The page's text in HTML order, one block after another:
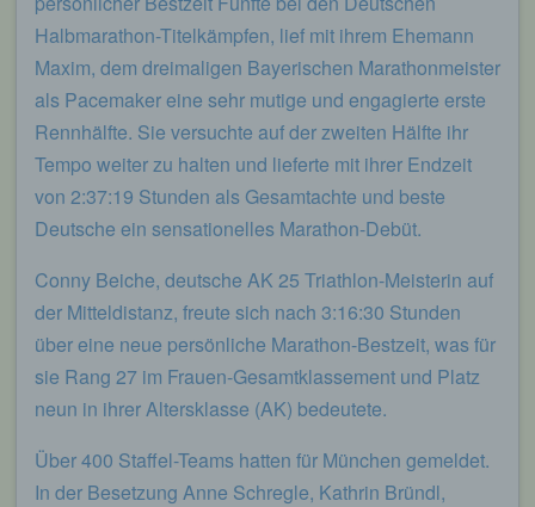
Halbmarathon-Titelkämpfen, lief mit ihrem Ehemann
Maxim, dem dreimaligen Bayerischen Marathonmeister
als Pacemaker eine sehr mutige und engagierte erste
Rennhälfte. Sie versuchte auf der zweiten Hälfte ihr
Tempo weiter zu halten und lieferte mit ihrer Endzeit
von 2:37:19 Stunden als Gesamtachte und beste
Deutsche ein sensationelles Marathon-Debüt.
Conny Beiche, deutsche AK 25 Triathlon-Meisterin auf
der Mitteldistanz, freute sich nach 3:16:30 Stunden
über eine neue persönliche Marathon-Bestzeit, was für
sie Rang 27 im Frauen-Gesamtklassement und Platz
neun in ihrer Altersklasse (AK) bedeutete.
Über 400 Staffel-Teams hatten für München gemeldet.
In der Besetzung Anne Schregle, Kathrin Bründl,